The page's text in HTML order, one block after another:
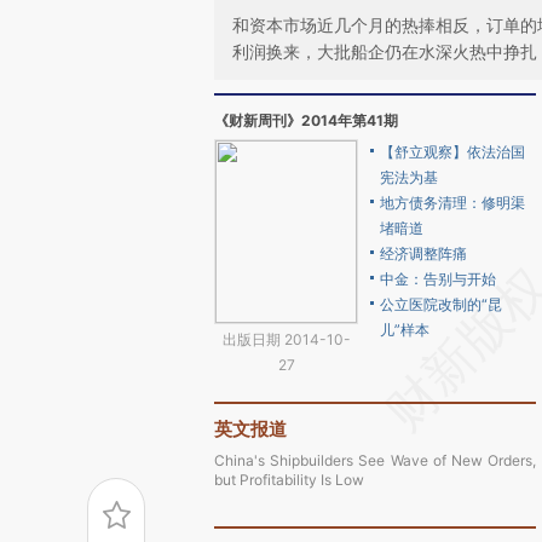
和资本市场近几个月的热捧相反，订单
利润换来，大批船企仍在水深火热中挣扎
《财新周刊》2014年第41期
出版日期 2014-10-
27
【舒立观察】依法治国
宪法为基
地方债务清理：修明渠
堵暗道
经济调整阵痛
中金：告别与开始
公立医院改制的“昆
儿”样本
英文报道
China's Shipbuilders See Wave of New Orders,
but Profitability Is Low